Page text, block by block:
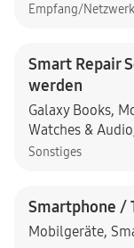
Empfang/
Smart Repair
werden
Galaxy Books,
Watches & Audio
Sonstiges
Smartphone /
Mobilgeräte,